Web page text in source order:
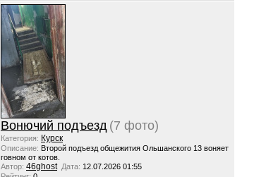
Вонючий подъезд (7 фото)
Категория: Курск
Описание: Второй подъезд общежития Ольшанского 13 воняет
говном от котов.
Автор: 46ghost Дата: 12.07.2026 01:55